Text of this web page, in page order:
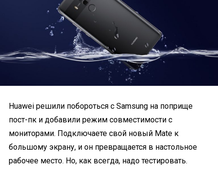
Huawei решили побороться с Samsung на поприще
пост-пк и добавили режим совместимости с
мониторами. Подключаете свой новый Mate к
большому экрану, и он превращается в настольное
рабочее место. Но, как всегда, надо тестировать.